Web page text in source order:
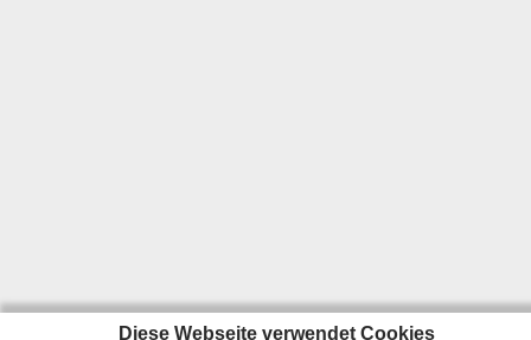
Diese Webseite verwendet Cookies